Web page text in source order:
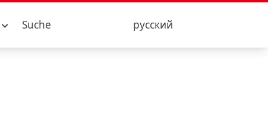
Suche русский